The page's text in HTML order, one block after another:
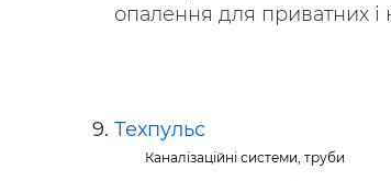
опалення для приватних і
Техпульс
Каналізаційні системи, труби